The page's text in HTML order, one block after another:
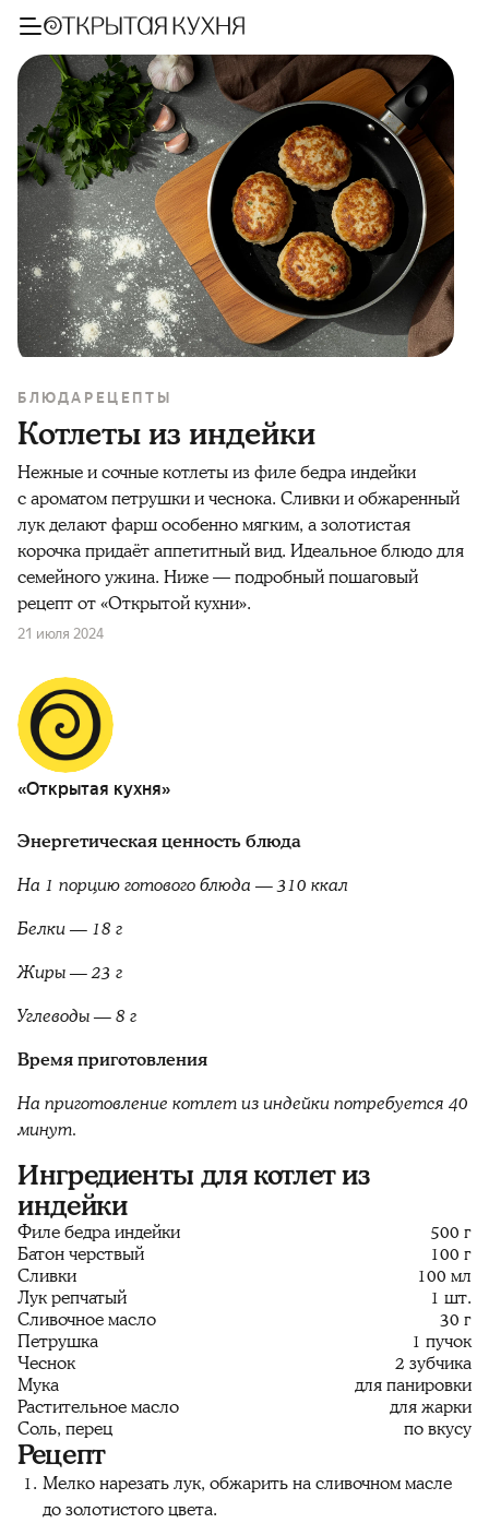
БЛЮДА РЕЦЕПТЫ
Котлеты из индейки
Нежные и сочные котлеты из филе бедра индейки
с ароматом петрушки и чеснока. Сливки и обжаренный
лук делают фарш особенно мягким, а золотистая
корочка придаёт аппетитный вид. Идеальное блюдо для
семейного ужина. Ниже — подробный пошаговый
рецепт от «Открытой кухни».
21 июля 2024
«Открытая кухня»
Энергетическая ценность блюда
На 1 порцию готового блюда — 310 ккал
Белки — 18 г
Жиры — 23 г
Углеводы — 8 г
Время приготовления
На приготовление котлет из индейки потребуется 40
минут.
Ингредиенты для котлет из
индейки
Филе бедра индейки
500 г
Батон черствый
100 г
Сливки
100 мл
Лук репчатый
1 шт.
Сливочное масло
30 г
Петрушка
1 пучок
Чеснок
2 зубчика
Мука
для панировки
Растительное масло
для жарки
Соль, перец
по вкусу
Рецепт
Мелко нарезать лук, обжарить на сливочном масле
до золотистого цвета.